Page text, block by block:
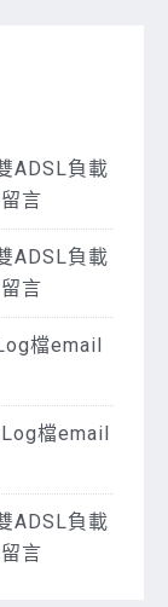
ADSL負載
言
ADSL負載
言
檔email
檔email
ADSL負載
言